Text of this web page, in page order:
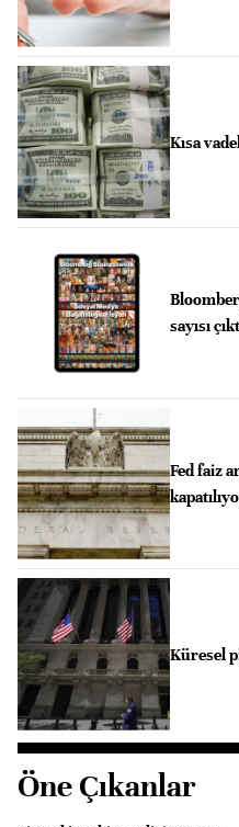
Kısa
sayısı
Fed faiz
Küresel
Öne Çıkanlar